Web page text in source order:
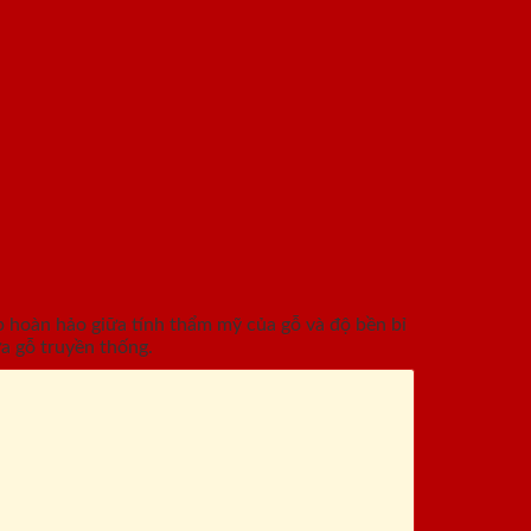
hảo giữa tính thẩm mỹ của gỗ và độ bền bỉ
gỗ truyền thống.